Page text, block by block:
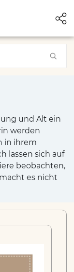
und Alt ein
werden
in ihrem
lassen sich auf
beobachten,
es nicht